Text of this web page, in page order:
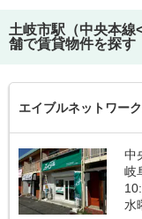
土岐市駅（中央本線
舗で賃貸物件を探す
エイブルネットワー
中
岐
水